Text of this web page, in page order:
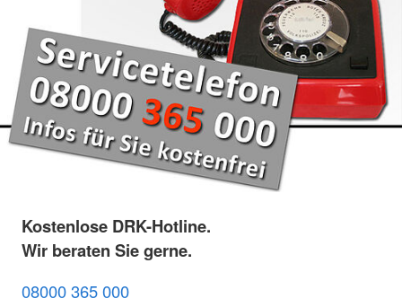
Kostenlose DRK-Hotline.
Wir beraten Sie gerne.
08000 365 000